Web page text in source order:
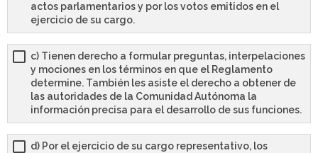
actos parlamentarios y por los votos emitidos en el
ejercicio de su cargo.
c) Tienen derecho a formular preguntas, interpelaciones
y mociones en los términos en que el Reglamento
determine. También les asiste el derecho a obtener de
las autoridades de la Comunidad Autónoma la
información precisa para el desarrollo de sus funciones.
d) Por el ejercicio de su cargo representativo, los